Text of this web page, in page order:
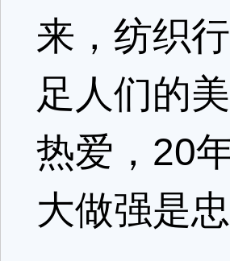
来，纺织
足人们的
热爱，20
大做强是